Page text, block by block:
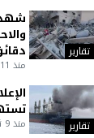
تقارير
منذ 11 ثانية
تقارير منذ 9 ثواني